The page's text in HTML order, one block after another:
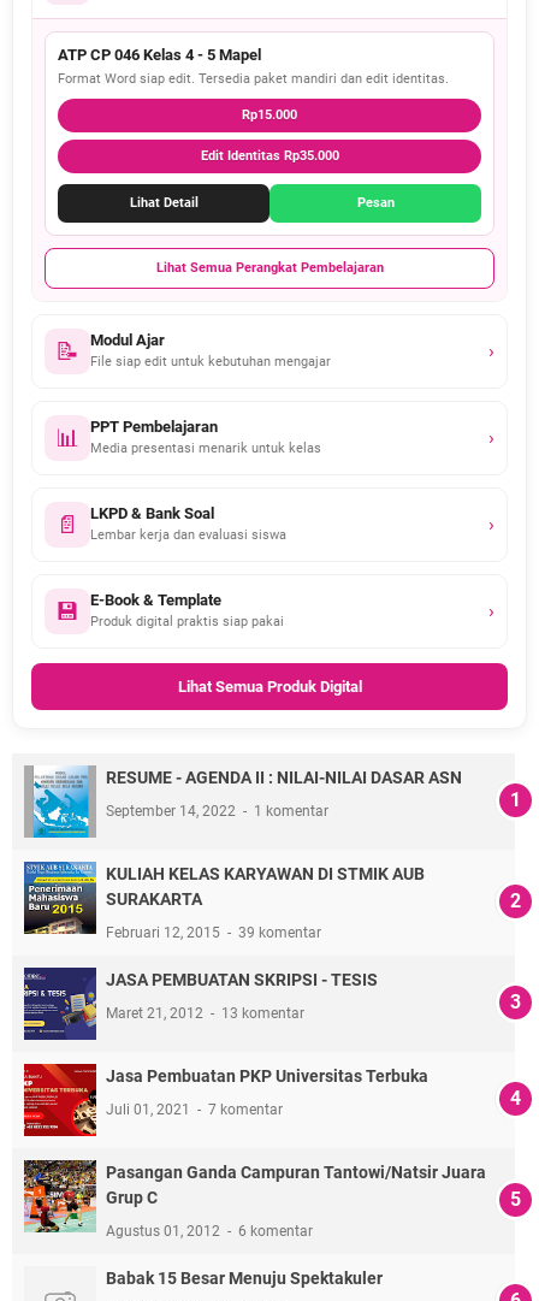
ATP CP 046 Kelas 4 - 5 Mapel
Format Word siap edit. Tersedia paket mandiri dan edit identitas.
Rp15.000
Edit Identitas Rp35.000
Lihat Detail Pesan
Lihat Semua Perangkat Pembelajaran
📝 Modul Ajar
File siap edit untuk kebutuhan mengajar ›
📊 PPT Pembelajaran
Media presentasi menarik untuk kelas ›
📄 LKPD & Bank Soal
Lembar kerja dan evaluasi siswa ›
💾 E-Book & Template
Produk digital praktis siap pakai ›
Lihat Semua Produk Digital
RESUME - AGENDA II : NILAI-NILAI DASAR ASN
September 14, 2022 1 komentar
KULIAH KELAS KARYAWAN DI STMIK AUB
SURAKARTA
Februari 12, 2015 39 komentar
JASA PEMBUATAN SKRIPSI - TESIS
Maret 21, 2012 13 komentar
Jasa Pembuatan PKP Universitas Terbuka
Juli 01, 2021 7 komentar
Pasangan Ganda Campuran Tantowi/Natsir Juara
Grup C
Agustus 01, 2012 6 komentar
Babak 15 Besar Menuju Spektakuler